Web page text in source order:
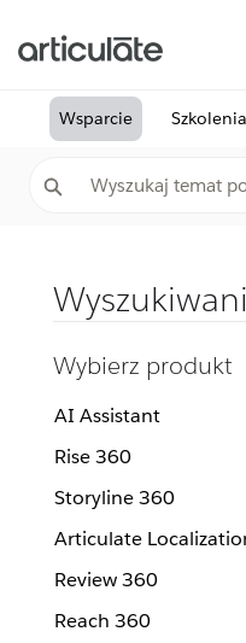
Wsparcie Szkolenia
Wybierz produkt
AI Assistant
Rise 360
Storyline 360
Articulate
Review 360
Reach 360